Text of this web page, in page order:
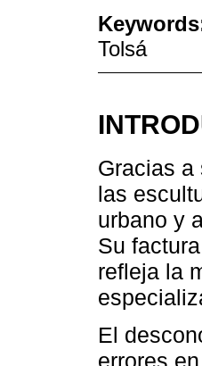
Tolsá
Gracias
las
urbano y
Su
refleja la
El
errores